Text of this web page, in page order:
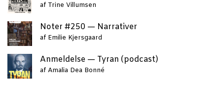
af Trine Villumsen
Noter #250 — Narrativer
af Emilie Kjersgaard
Anmel­del­se — Tyran (podcast)
af Amalia Dea Bonné